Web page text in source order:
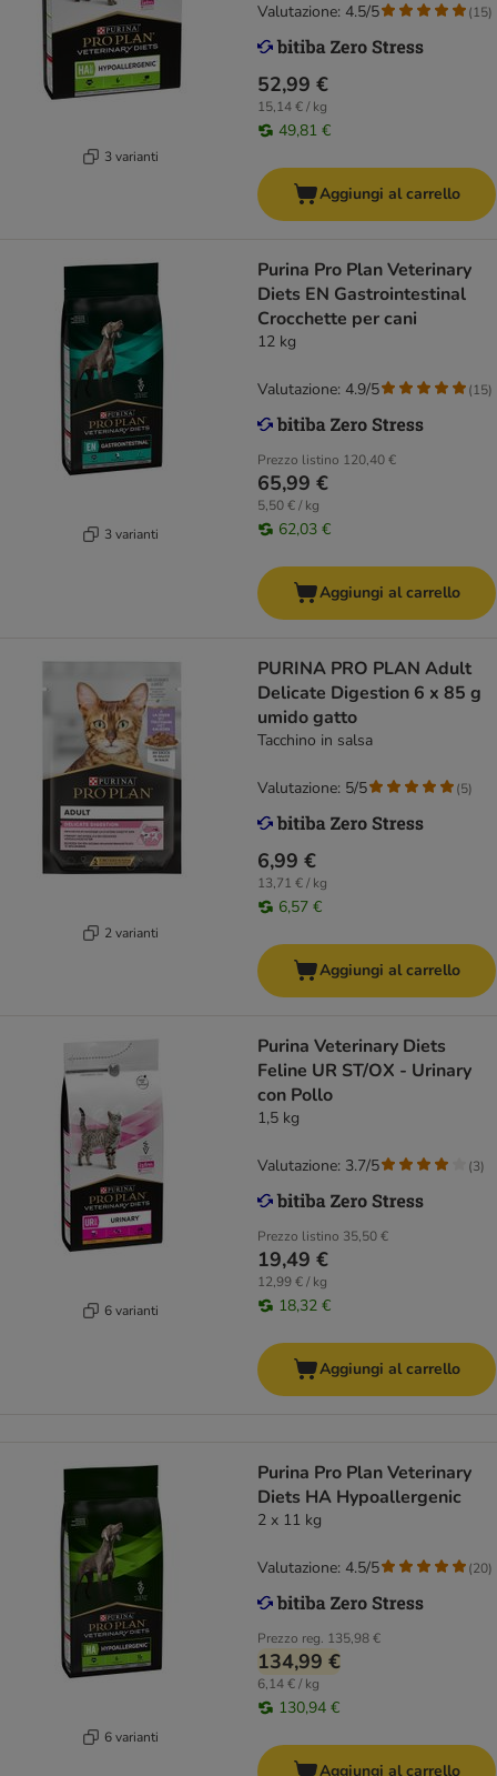
3 varianti
52,99 €
15,14 € / kg
49,81 €
Valutazione: 4.5/5 (15)
Aggiungi al carrello
3 varianti
Purina Pro Plan Veterinary
Diets EN Gastrointestinal
Crocchette per cani
12 kg
Prezzo listino 120,40 €
65,99 €
5,50 € / kg
62,03 €
Valutazione: 4.9/5 (15)
Aggiungi al carrello
2 varianti
PURINA PRO PLAN Adult
Delicate Digestion 6 x 85 g
umido gatto
Tacchino in salsa
6,99 €
13,71 € / kg
6,57 €
Valutazione: 5/5 (5)
Aggiungi al carrello
6 varianti
Purina Veterinary Diets
Feline UR ST/OX - Urinary
con Pollo
1,5 kg
Prezzo listino 35,50 €
19,49 €
12,99 € / kg
18,32 €
Valutazione: 3.7/5 (3)
Aggiungi al carrello
6 varianti
Purina Pro Plan Veterinary
Diets HA Hypoallergenic
2 x 11 kg
Prezzo reg. 135,98 €
134,99 €
6,14 € / kg
130,94 €
Valutazione: 4.5/5 (20)
Aggiungi al carrello